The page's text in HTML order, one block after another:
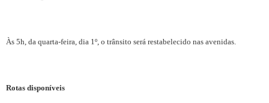
Às 5h, da quarta-feira, dia 1º, o trânsito será restabelecido nas avenidas.
Rotas disponíveis